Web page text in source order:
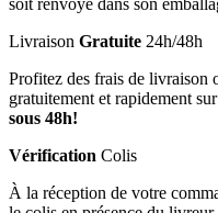
Livraison Gratuite 24h/48h
Profitez des frais de livraison
gratuitement et rapidement
sous 48h!
Vérification Colis
À la réception de votre